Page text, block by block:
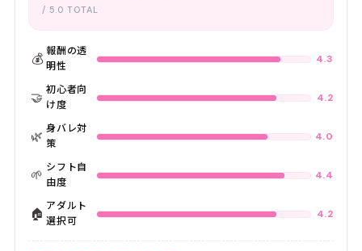
/ 5.0 TOTAL
💰 報酬の透
明性
4.3
🤝 初心者向
け度
4.2
🌿 身バレ対
策
4.0
🌱 シフト自
由度
4.4
🏠 アダルト
選択可
4.2